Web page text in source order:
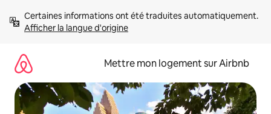
directement
Afficher la langue d'origine
Mettre mon logement sur Airbnb